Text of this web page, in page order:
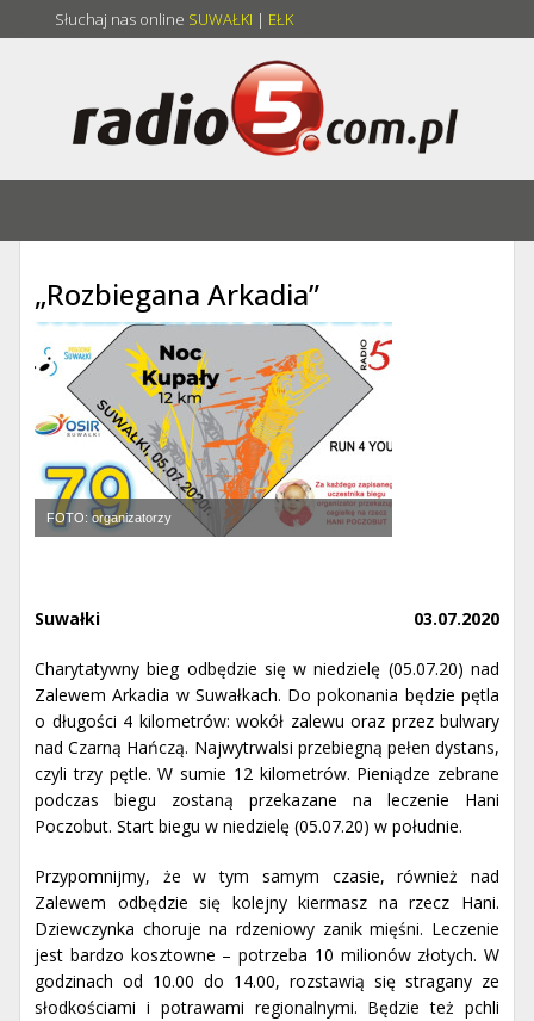
Słuchaj nas online SUWAŁKI | EŁK
„Rozbiegana Arkadia”
FOTO: organizatorzy
03.07.2020
Suwałki
Charytatywny bieg odbędzie się w niedzielę (05.07.20) nad
Zalewem Arkadia w Suwałkach. Do pokonania będzie pętla
o długości 4 kilometrów: wokół zalewu oraz przez bulwary
nad Czarną Hańczą. Najwytrwalsi przebiegną pełen dystans,
czyli trzy pętle. W sumie 12 kilometrów. Pieniądze zebrane
podczas biegu zostaną przekazane na leczenie Hani
Poczobut. Start biegu w niedzielę (05.07.20) w południe.
Przypomnijmy, że w tym samym czasie, również nad
Zalewem odbędzie się kolejny kiermasz na rzecz Hani.
Dziewczynka choruje na rdzeniowy zanik mięśni. Leczenie
jest bardzo kosztowne – potrzeba 10 milionów złotych. W
godzinach od 10.00 do 14.00, rozstawią się stragany ze
słodkościami i potrawami regionalnymi. Będzie też pchli